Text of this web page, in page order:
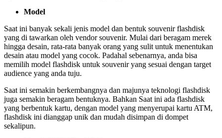
Model
Saat ini banyak sekali jenis model dan bentuk souvenir flashdisk
yang di tawarkan oleh vendor souvenir. Mulai dari beragam merek
hingga desain, rata-rata banyak orang yang sulit untuk menentukan
desain atau model yang cocok. Padahal sebenarnya, anda bisa
memilih model flashdisk untuk souvenir yang sesuai dengan target
audience yang anda tuju.
Saat ini semakin berkembangnya dan majunya teknologi flashdisk
juga semakin beragam bentuknya. Bahkan Saat ini ada flashdisk
yang berbentuk kartu, dengan model yang menyerupai kartu ATM,
flashdisk ini dianggap unik dan mudah disimpan di dompet
sekalipun.